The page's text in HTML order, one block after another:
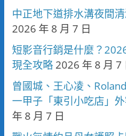
中正地下道排水溝夜間
2026 年 8 月 7 日
短影音行銷是什麼？
現全攻略2026 年 8 月 7
曾國城、王心凌、
一甲子「東引小吃店」
年 8 月 7 日